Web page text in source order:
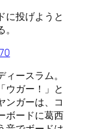
に投げようと
ースラム。
ウガー！」と
ンガーは、コ
ボードに葛西